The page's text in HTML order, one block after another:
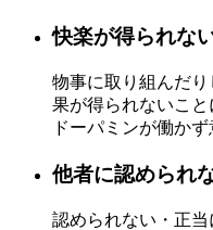
快楽が得られな
物事に取り組んだ
果が得られないこと
ドーパミンが働か
他者に認められ
認められない・正